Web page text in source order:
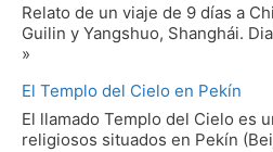
Relato de un viaje de 9 días a
Guilin y Yangshuo, Shanghái.
»
El Templo del Cielo en Pekín
El llamado Templo del Cielo es
religiosos situados en Pekín